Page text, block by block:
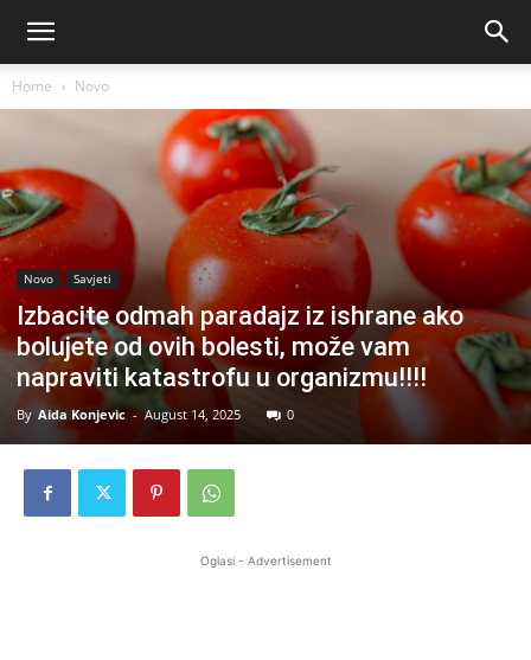
Home Novo
Novo Savjeti
Izbacite odmah paradajz iz ishrane ako
bolujete od ovih bolesti, može vam
napraviti katastrofu u organizmu!!!!
By Aida Konjevic - August 14, 2025 0
Oglasi - Advertisement